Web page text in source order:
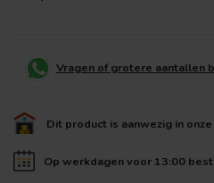
Vragen of grotere aantallen
Dit product is aanwezig in
Op werkdagen voor 13:00